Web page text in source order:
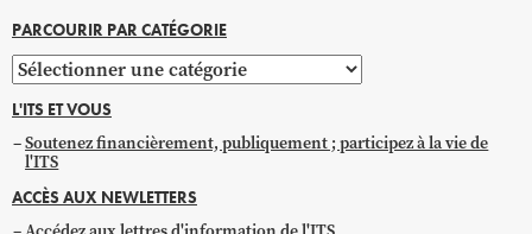
PARCOURIR PAR CATÉGORIE
Parcourir
par
catégorie
L'ITS ET VOUS
Soutenez financièrement, publiquement ; participez à la vie de
l'ITS
ACCÈS AUX NEWLETTERS